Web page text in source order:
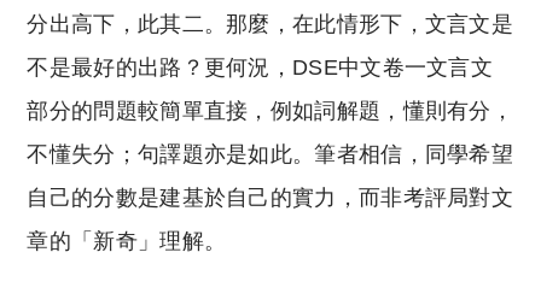
分出高下，此其二。那麼，在此情形下，文言文是
不是最好的出路？更何況，DSE中文卷一文言文
部分的問題較簡單直接，例如詞解題，懂則有分，
不懂失分；句譯題亦是如此。筆者相信，同學希望
自己的分數是建基於自己的實力，而非考評局對文
章的「新奇」理解。